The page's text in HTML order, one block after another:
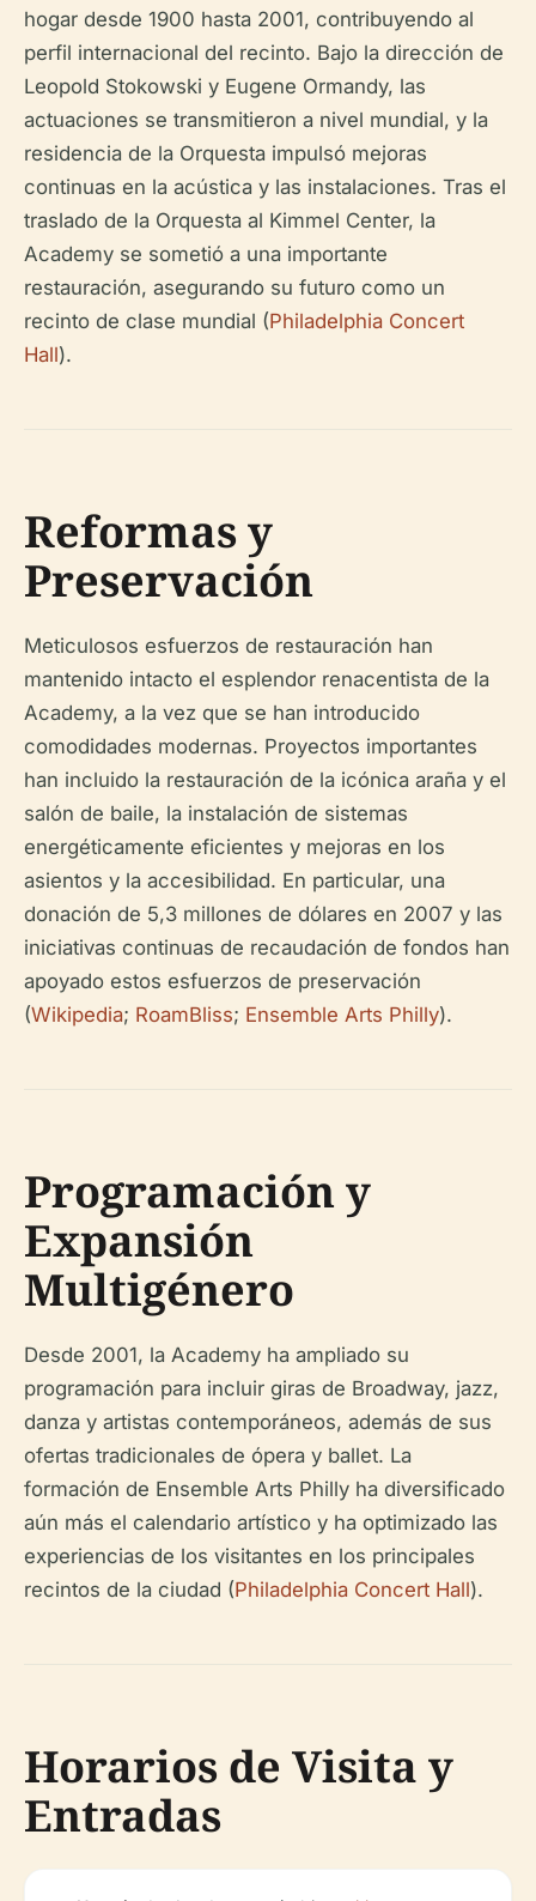
hogar desde 1900 hasta 2001, contribuyendo al
perfil internacional del recinto. Bajo la dirección de
Leopold Stokowski y Eugene Ormandy, las
actuaciones se transmitieron a nivel mundial, y la
residencia de la Orquesta impulsó mejoras
continuas en la acústica y las instalaciones. Tras el
traslado de la Orquesta al Kimmel Center, la
Academy se sometió a una importante
restauración, asegurando su futuro como un
recinto de clase mundial (Philadelphia Concert
Hall).
Reformas y
Preservación
Meticulosos esfuerzos de restauración han
mantenido intacto el esplendor renacentista de la
Academy, a la vez que se han introducido
comodidades modernas. Proyectos importantes
han incluido la restauración de la icónica araña y el
salón de baile, la instalación de sistemas
energéticamente eficientes y mejoras en los
asientos y la accesibilidad. En particular, una
donación de 5,3 millones de dólares en 2007 y las
iniciativas continuas de recaudación de fondos han
apoyado estos esfuerzos de preservación
(Wikipedia; RoamBliss; Ensemble Arts Philly).
Programación y
Expansión
Multigénero
Desde 2001, la Academy ha ampliado su
programación para incluir giras de Broadway, jazz,
danza y artistas contemporáneos, además de sus
ofertas tradicionales de ópera y ballet. La
formación de Ensemble Arts Philly ha diversificado
aún más el calendario artístico y ha optimizado las
experiencias de los visitantes en los principales
recintos de la ciudad (Philadelphia Concert Hall).
Horarios de Visita y
Entradas